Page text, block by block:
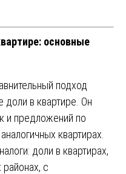
основные
подход
доли в квартире. Он
и предложений по
квартирах.
доли в квартирах,
с